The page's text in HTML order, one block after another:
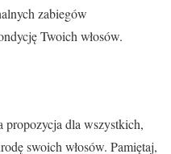
zabiegów
Twoich włosów.
propozycja dla wszystkich,
swoich włosów. Pamiętaj,